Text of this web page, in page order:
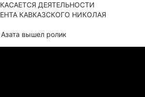
ДЕЯТЕЛЬНОСТИ
КАВКАЗСКОГО НИКОЛАЯ
вышел ролик